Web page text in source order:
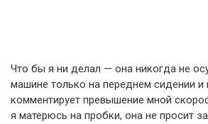
Что бы я ни делал — она никогда не
машине только на переднем сидении и
комментирует превышение мной
я матерюсь на пробки, она не просит